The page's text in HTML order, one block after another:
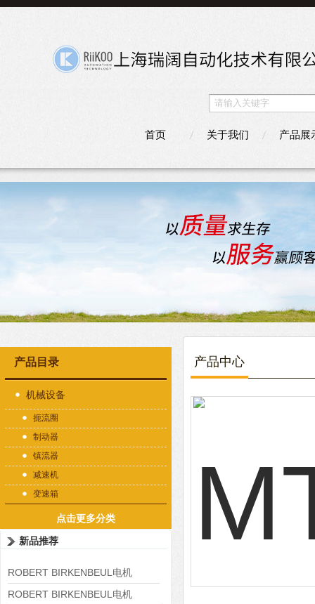
首页 关于我们 产品展
产品目录
机械设备
扼流圈
制动器
镇流器
减速机
变速箱
点击更多分类
新品推荐
ROBERT BIRKENBEUL电机
8APE225M-4-IE3
ROBERT BIRKENBEUL电机
产品中心